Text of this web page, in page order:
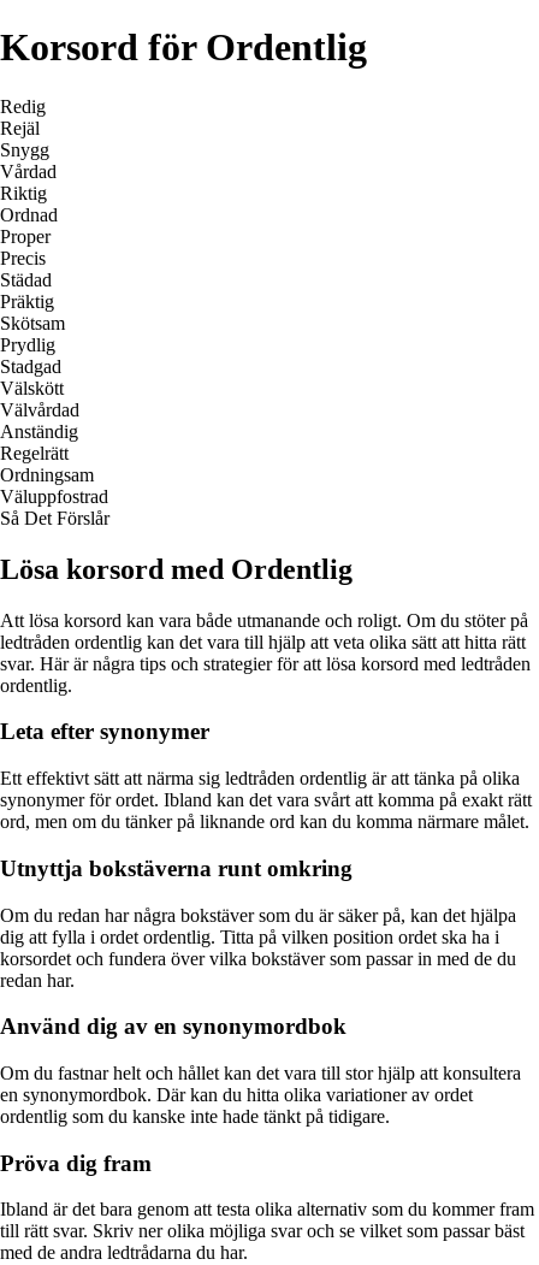
Korsord för Ordentlig
Redig
Rejäl
Snygg
Vårdad
Riktig
Ordnad
Proper
Precis
Städad
Präktig
Skötsam
Prydlig
Stadgad
Välskött
Välvårdad
Anständig
Regelrätt
Ordningsam
Väluppfostrad
Så Det Förslår
Lösa korsord med Ordentlig
Att lösa korsord kan vara både utmanande och roligt. Om du stöter på
ledtråden ordentlig kan det vara till hjälp att veta olika sätt att hitta rätt
svar. Här är några tips och strategier för att lösa korsord med ledtråden
ordentlig.
Leta efter synonymer
Ett effektivt sätt att närma sig ledtråden ordentlig är att tänka på olika
synonymer för ordet. Ibland kan det vara svårt att komma på exakt rätt
ord, men om du tänker på liknande ord kan du komma närmare målet.
Utnyttja bokstäverna runt omkring
Om du redan har några bokstäver som du är säker på, kan det hjälpa
dig att fylla i ordet ordentlig. Titta på vilken position ordet ska ha i
korsordet och fundera över vilka bokstäver som passar in med de du
redan har.
Använd dig av en synonymordbok
Om du fastnar helt och hållet kan det vara till stor hjälp att konsultera
en synonymordbok. Där kan du hitta olika variationer av ordet
ordentlig som du kanske inte hade tänkt på tidigare.
Pröva dig fram
Ibland är det bara genom att testa olika alternativ som du kommer fram
till rätt svar. Skriv ner olika möjliga svar och se vilket som passar bäst
med de andra ledtrådarna du har.